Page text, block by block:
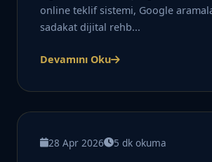
online teklif sistemi, Google
sadakat dijital rehb...
Devamını Oku
28 Apr 2026 5 dk okuma